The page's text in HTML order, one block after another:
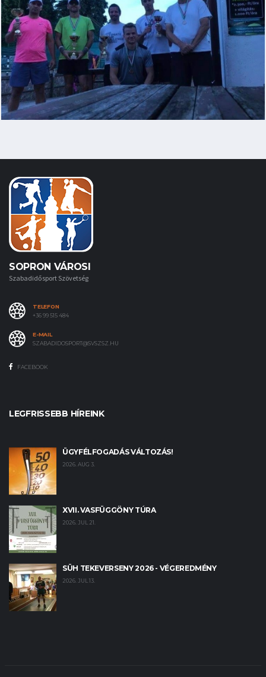
SOPRON VÁROSI
Szabadidősport Szövetség
TELEFON
+36 99 515 484
E-MAIL
SZABADIDOSPORT@SVSZSZ.HU
FACEBOOK
LEGFRISSEBB HÍREINK
ÜGYFÉLFOGADÁS VÁLTOZÁS!
2026. AUG 3.
XVII. VASFÜGGÖNY TÚRA
2026. JUL 21.
SÜH TEKEVERSENY 2026 - VÉGEREDMÉNY
2026. JUL 13.